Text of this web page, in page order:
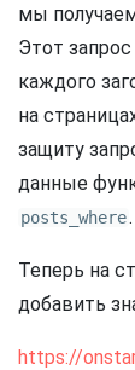
мы
Этот
каждого
на
защиту
данные
posts_where.
Теперь на
добавить
https://